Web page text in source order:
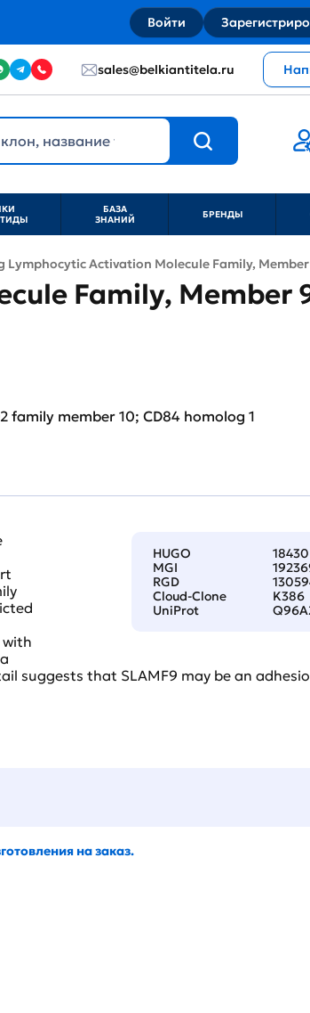
Войти
sales@belkiantitela.ru
БАЗА
ЗНАНИЙ
БРЕНДЫ
Lymphocytic Activation Molecule Family, Member
Family, Member
family member 10; CD84 homolog 1
HUGO
18430
MGI
RGD
Cloud-Clone
K386
UniProt
with
suggests that SLAMF9 may be an
на заказ.